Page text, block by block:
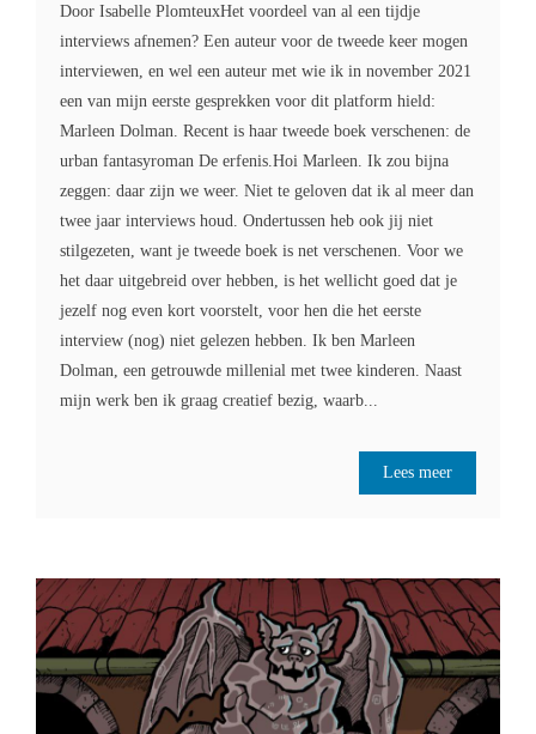
Door Isabelle PlomteuxHet voordeel van al een tijdje
interviews afnemen? Een auteur voor de tweede keer mogen
interviewen, en wel een auteur met wie ik in november 2021
een van mijn eerste gesprekken voor dit platform hield:
Marleen Dolman. Recent is haar tweede boek verschenen: de
urban fantasyroman De erfenis.Hoi Marleen. Ik zou bijna
zeggen: daar zijn we weer. Niet te geloven dat ik al meer dan
twee jaar interviews houd. Ondertussen heb ook jij niet
stilgezeten, want je tweede boek is net verschenen. Voor we
het daar uitgebreid over hebben, is het wellicht goed dat je
jezelf nog even kort voorstelt, voor hen die het eerste
interview (nog) niet gelezen hebben. Ik ben Marleen
Dolman, een getrouwde millenial met twee kinderen. Naast
mijn werk ben ik graag creatief bezig, waarb...
Lees meer